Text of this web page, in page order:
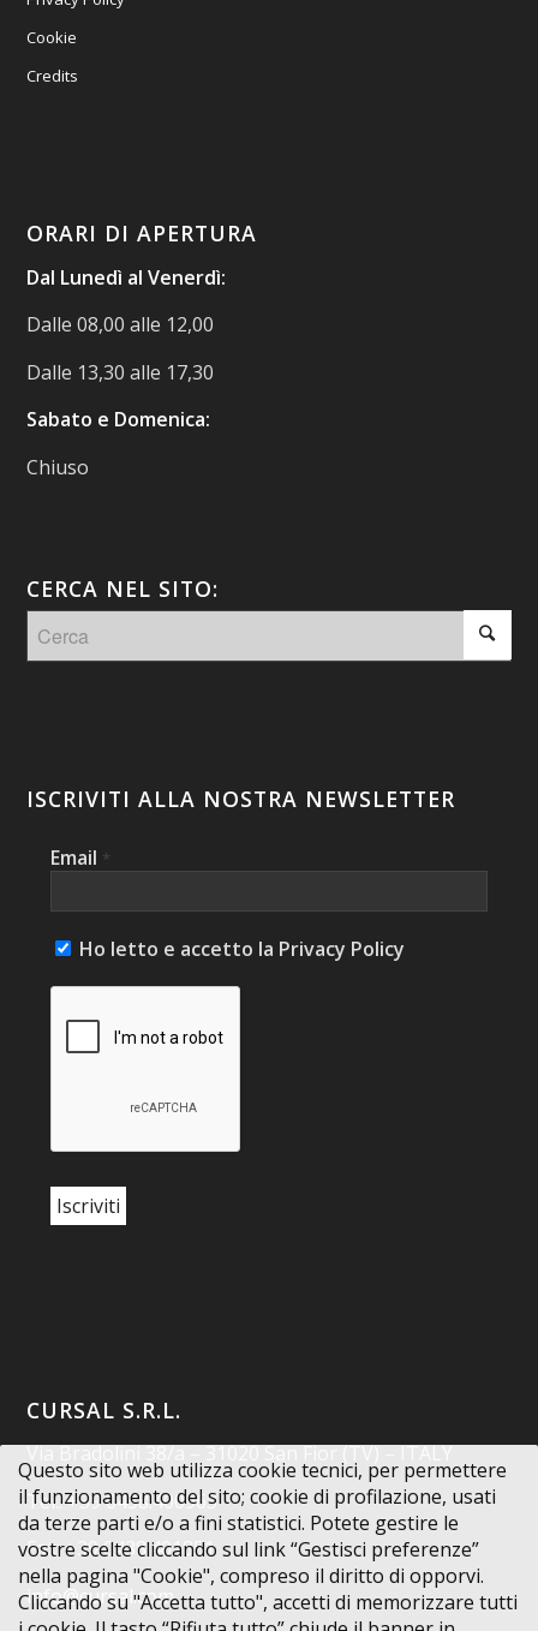
Cookie
Credits
ORARI DI APERTURA
Dal Lunedì al Venerdì:
Dalle 08,00 alle 12,00
Dalle 13,30 alle 17,30
Sabato e Domenica:
Chiuso
CERCA NEL SITO:
ISCRIVITI ALLA NOSTRA NEWSLETTER
Email *
Ho letto e accetto la Privacy Policy
CURSAL S.R.L.
Via Bradolini 38/a – 31020 San Fior (TV) – ITALY
Tel.: +39 0438.400963
Fax: +39 0438.401851
info@cursal.com
Questo sito web utilizza cookie tecnici, per permettere
il funzionamento del sito; cookie di profilazione, usati
da terze parti e/o a fini statistici. Potete gestire le
vostre scelte cliccando sul link “Gestisci preferenze”
nella pagina "Cookie", compreso il diritto di opporvi.
Cliccando su "Accetta tutto", accetti di memorizzare tutti